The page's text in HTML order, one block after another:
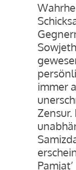
immer